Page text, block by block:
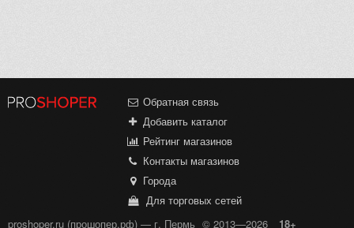
Обратная связь
Добавить каталог
Рейтинг магазинов
Контакты магазинов
Города
Для торговых сетей
proshoper.ru (прошопер.рф) — г. Пермь © 2013—2026 18+